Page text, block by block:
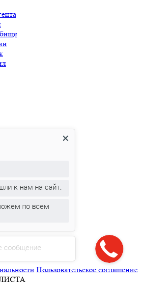
Ритуальные услуги в Москве и
Пользовательское соглашение
сообщение
к нам на сайт.
по всем